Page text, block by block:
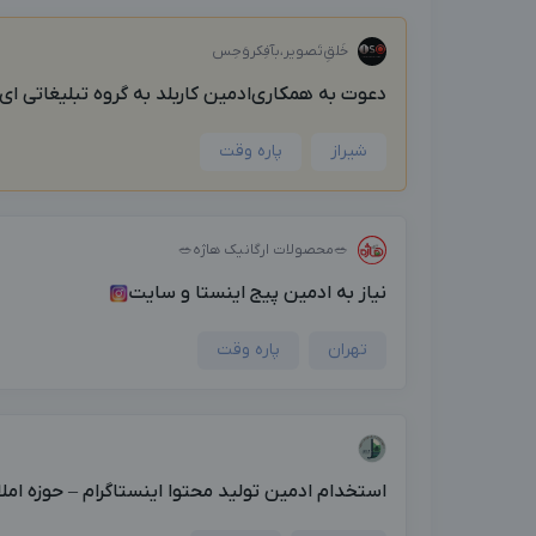
خَلق‌ِتَصویر،بآفِکروَحِس
دعوت به همکاری‌ادمین کاربلد به گروه تبلیغاتی
شیراز پاره وقت
🥗محصولات ارگانیک هاژه🥗
نیاز به ادمین پیج اینستا و سایت
تهران پاره وقت
استخدام ادمین تولید محتوا اینستاگرام – حوزه